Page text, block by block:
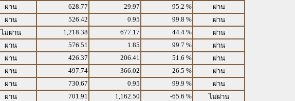
ผ่าน 628.77 29.97 95.2 %
ผ่าน
ผ่าน 526.42 0.95 99.8 %
ผ่าน
ไม่ผ่าน 1,218.38 677.17 44.4 %
ผ่าน
ผ่าน 576.51 1.85 99.7 %
ผ่าน
ผ่าน 426.37 206.41 51.6 %
ผ่าน
ผ่าน 497.74 366.02 26.5 %
ผ่าน
ผ่าน 730.67 0.95 99.9 %
ผ่าน
ผ่าน 701.91 1,162.50 -65.6 %
ไม่ผ่าน